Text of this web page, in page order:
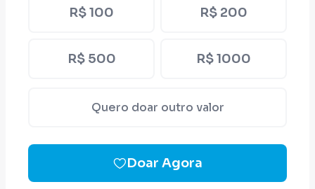
R$ 100 R$ 200
R$ 500 R$ 1000
Quero doar outro valor
Doar Agora